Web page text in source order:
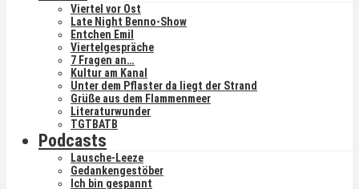
Viertel vor Ost
Late Night Benno-Show
Entchen Emil
Viertelgespräche
7 Fragen an…
Kultur am Kanal
Unter dem Pflaster da liegt der Strand
Grüße aus dem Flammenmeer
Literaturwunder
TGTBATB
Podcasts
Lausche-Leeze
Gedankengestöber
Ich bin gespannt